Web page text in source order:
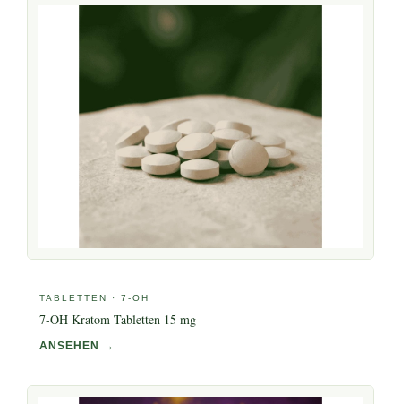
TABLETTEN · 7-OH
7-OH Kratom Tabletten 15 mg
ANSEHEN →